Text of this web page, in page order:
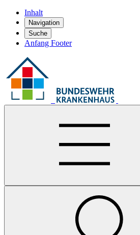
Inhalt
Navigation
Suche
Anfang Footer